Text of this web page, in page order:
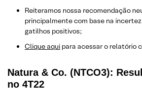
Reiteramos nossa recomendação
principalmente com base na
gatilhos positivos;
Clique aqui para acessar o relatório
Natura & Co. (NTCO3):
no 4T22